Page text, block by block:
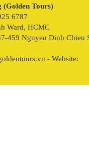
(Golden Tours)
6787
Ward, HCMC
459 Nguyen Dinh Chieu
- Website: